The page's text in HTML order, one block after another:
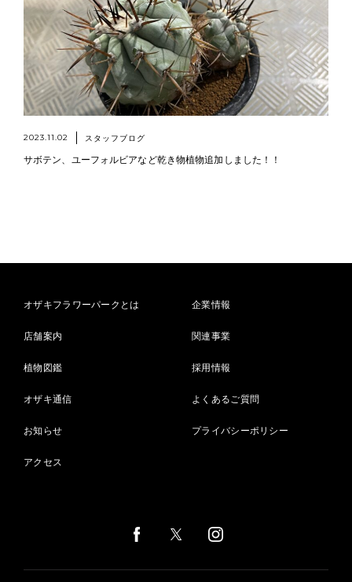
2023.11.02 スタッフブログ
サボテン、ユーフォルビアなど乾き物植物追加しました！！
オザキフラワーパークとは
店舗案内
植物図鑑
オザキ通信
お知らせ
アクセス
企業情報
関連事業
採用情報
よくあるご質問
プライバシーポリシー